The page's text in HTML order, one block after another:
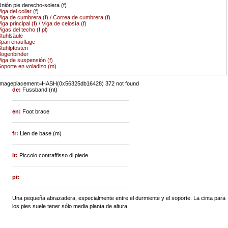
pie derecho-solera (f)
del collar (f)
de cumbrera (f) / Correa de cumbrera (f)
principal (f) / Viga de celosía (f)
del techo (f.pl)
de suspensión (f)
en voladizo (m)
372 not found
de:Fussband (nt)
en:Foot brace
fr:Lien de base (m)
it:Piccolo contraffisso di piede
pt:
Una pequeña abrazadera, especialmente entre el durmiente y el soporte. La cinta para
los pies suele tener sólo media planta de altura.